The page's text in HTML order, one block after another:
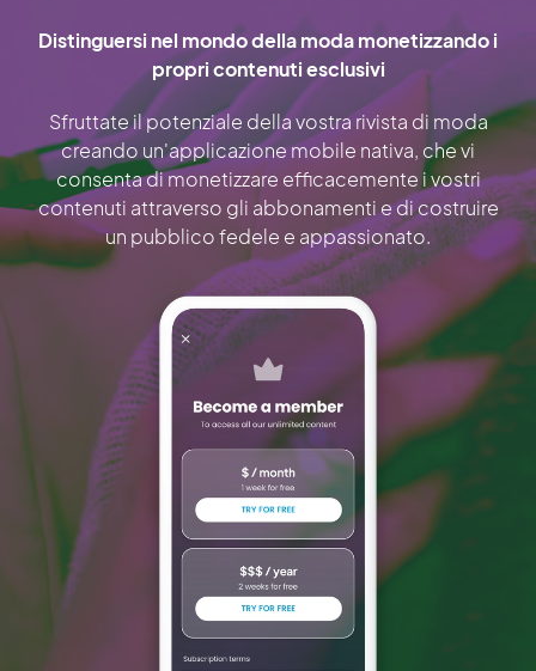
Distinguersi nel mondo della moda monetizzando i
propri contenuti esclusivi
Sfruttate il potenziale della vostra rivista di moda
creando un'applicazione mobile nativa, che vi
consenta di monetizzare efficacemente i vostri
contenuti attraverso gli abbonamenti e di costruire
un pubblico fedele e appassionato.